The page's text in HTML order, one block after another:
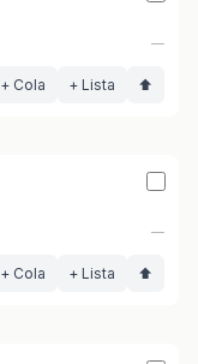
—
+ Cola + Lista ⬆
—
+ Cola + Lista ⬆